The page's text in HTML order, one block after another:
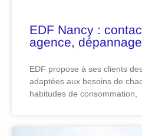
EDF Nancy :
agence, dépannage
EDF propose à ses clients
adaptées aux besoins de
habitudes de consommation,